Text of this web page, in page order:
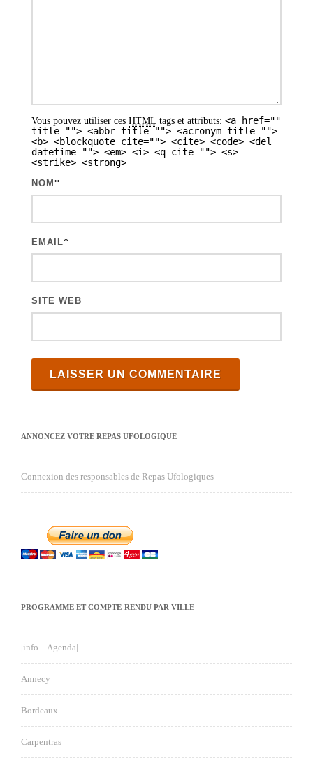
Vous pouvez utiliser ces HTML tags et attributs: <a href=""
title=""> <abbr title=""> <acronym title="">
<b> <blockquote cite=""> <cite> <code> <del
datetime=""> <em> <i> <q cite=""> <s>
<strike> <strong>
NOM *
EMAIL*
SITE WEB
ANNONCEZ VOTRE REPAS UFOLOGIQUE
Connexion des responsables de Repas Ufologiques
PROGRAMME ET COMPTE-RENDU PAR VILLE
|info – Agenda|
Annecy
Bordeaux
Carpentras